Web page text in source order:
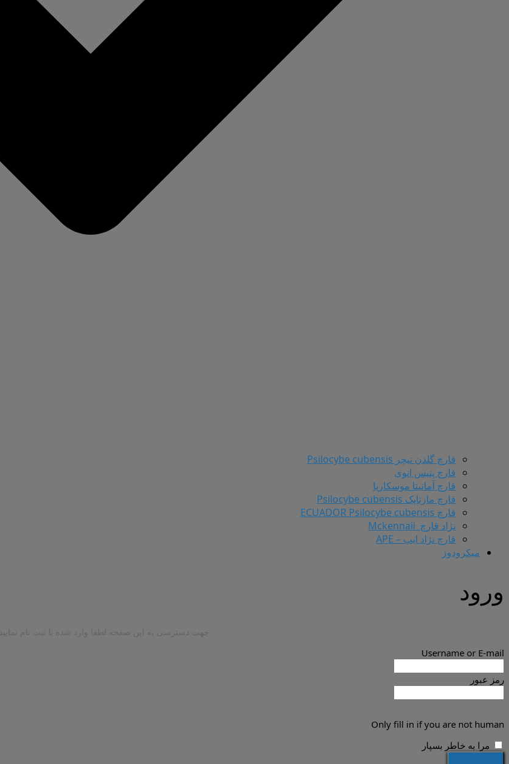
قارچ گلدن تیچر Psilocybe cubensis
قارچ پنیس انوی
قارچ آمانیتا موسکاریا
قارچ مازتاپک Psilocybe cubensis
قارچ ECUADOR Psilocybe cubensis
نژاد قارچ Mckennaii
قارچ نژاد ایپ – APE
میکرودوز
ورود
جهت دسترسی به این صفحه لطفا وارد شده یا ثبت نام نمایید.
Username or E-mail
رمز عبور
Only fill in if you are not human
مرا به خاطر بسپار